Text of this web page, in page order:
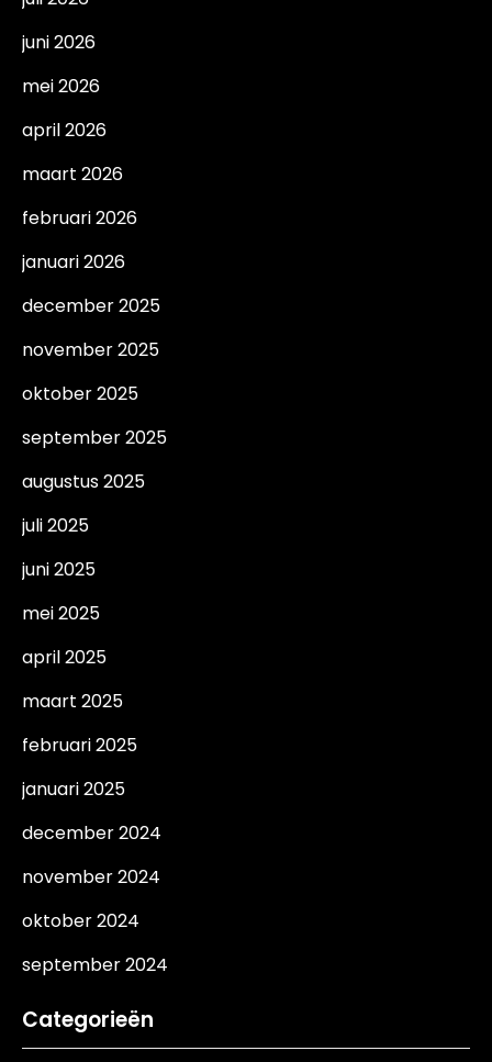
juni 2026
mei 2026
april 2026
maart 2026
februari 2026
januari 2026
december 2025
november 2025
oktober 2025
september 2025
augustus 2025
juli 2025
juni 2025
mei 2025
april 2025
maart 2025
februari 2025
januari 2025
december 2024
november 2024
oktober 2024
september 2024
Categorieën